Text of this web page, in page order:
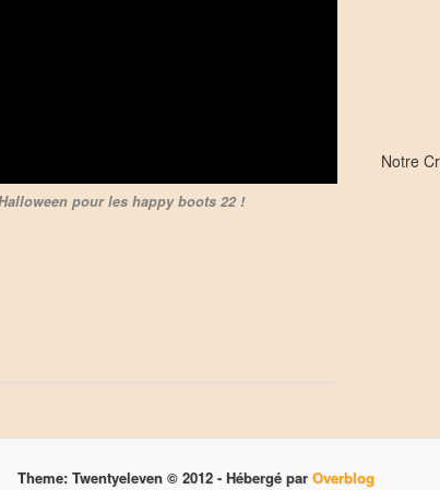
pour les happy boots 22 !
Notre
Theme: Twentyeleven © 2012 - Hébergé par Overblog